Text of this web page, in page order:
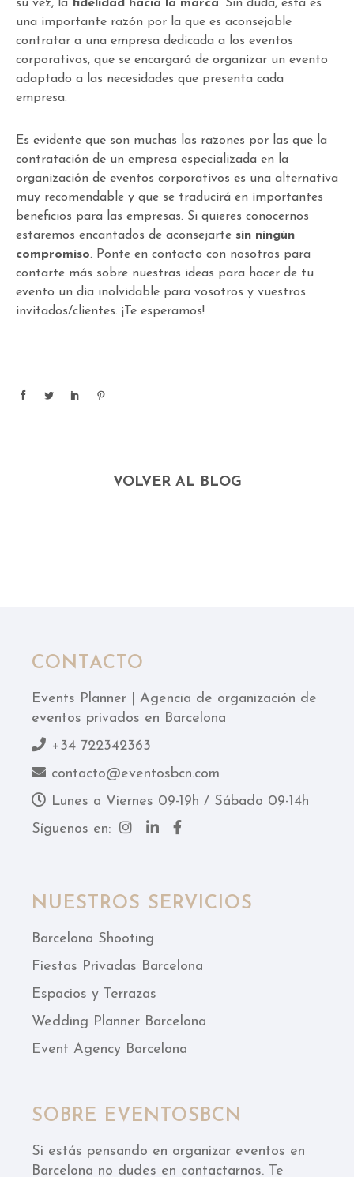
su vez, la fidelidad hacia la marca. Sin duda, esta es
una importante razón por la que es aconsejable
contratar a una empresa dedicada a los eventos
corporativos, que se encargará de organizar un evento
adaptado a las necesidades que presenta cada
empresa.
Es evidente que son muchas las razones por las que la
contratación de un empresa especializada en la
organización de eventos corporativos es una alternativa
muy recomendable y que se traducirá en importantes
beneficios para las empresas. Si quieres conocernos
estaremos encantados de aconsejarte sin ningún
compromiso. Ponte en contacto con nosotros para
contarte más sobre nuestras ideas para hacer de tu
evento un día inolvidable para vosotros y vuestros
invitados/clientes. ¡Te esperamos!
VOLVER AL BLOG
CONTACTO
Events Planner | Agencia de organización de
eventos privados en Barcelona
+34 722342363
contacto@eventosbcn.com
Lunes a Viernes 09-19h / Sábado 09-14h
Síguenos en:
NUESTROS SERVICIOS
Barcelona Shooting
Fiestas Privadas Barcelona
Espacios y Terrazas
Wedding Planner Barcelona
Event Agency Barcelona
SOBRE EVENTOSBCN
Si estás pensando en organizar eventos en
Barcelona no dudes en contactarnos. Te